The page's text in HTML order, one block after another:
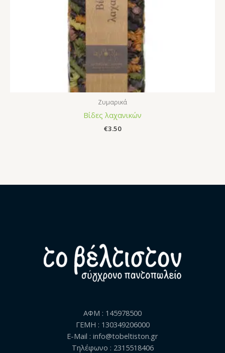
Ζυμαρικά
Βίδες λαχανικών
€3.50
ΑΦΜ : 145978500
ΓΕΜΗ : 130349206000
E-Mail : info@tobeltiston.gr
Τηλέφωνο : 2315518406